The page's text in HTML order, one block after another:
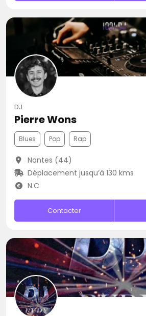
DJ
Pierre Wons
Blues Pop Rap
Nantes (44)
Déplacement jusqu’à 130 kms
N.C
Contacter